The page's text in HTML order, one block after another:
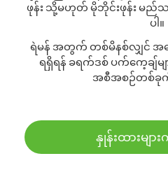
ဖုန်း သို့မဟုတ် မိုဘိုင်းဖုန်း မည်
ပါ။
ရဲမန် အတွက် တစ်မိနစ်လျှင် အက
ရရှိရန် ခရက်ဒစ် ပက်ကေ့ချ်မ
အစီအစဉ်တစ်ခု
နှုန်းထားမျာ